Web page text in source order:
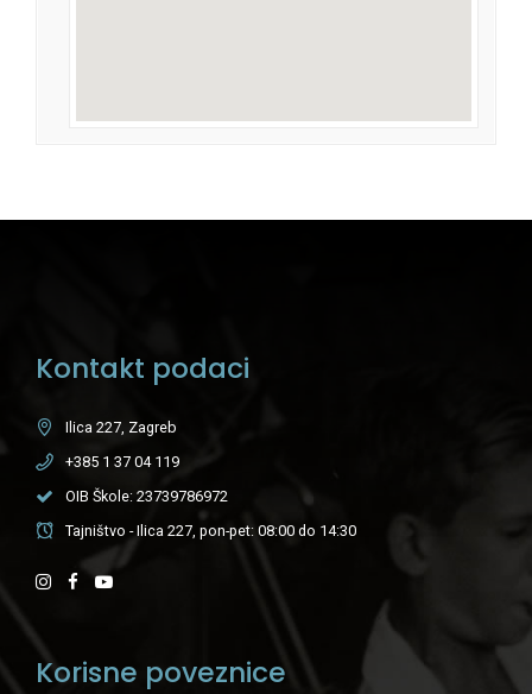
Kontakt podaci
Ilica 227, Zagreb
+385 1 37 04 119
OIB Škole: 23739786972
Tajništvo - Ilica 227, pon-pet: 08:00 do 14:30
Korisne poveznice